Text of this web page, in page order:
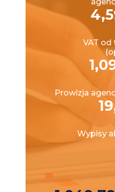
VAT od
Prowizja
Wypisy